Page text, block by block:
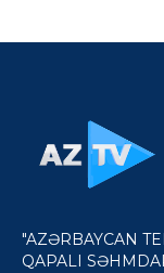
"AZƏRBAYCAN
QAPALI